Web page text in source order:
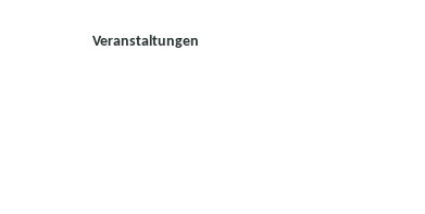
Veranstaltungen